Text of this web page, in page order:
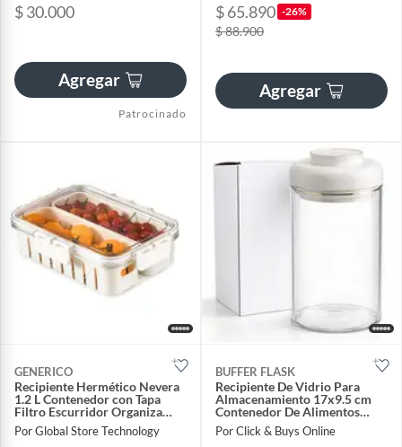
$ 30.000
Agregar
Patrocinado
$ 65.890 -26%
$ 88.900
Agregar
GENERICO
Recipiente Hermético Nevera
1.2 L Contenedor con Tapa
Filtro Escurridor Organiza
Conserva Alimentos
Por Global Store Technology
BUFFER FLASK
Recipiente De Vidrio Para
Almacenamiento 17x9.5 cm
Contenedor De Alimentos
Cocina
Por Click & Buys Online